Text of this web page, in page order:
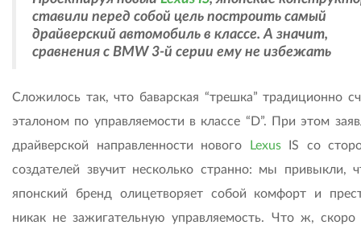
ставили перед собой цель построить самый
драйверский автомобиль в классе. А значит,
сравнения с BMW 3-й серии ему не избежать
Сложилось так, что баварская “трешка” традиционно
эталоном по управляемости в классе “D”. При этом
драйверской направленности нового LexusIS со
создателей звучит несколько странно: мы привыкли,
японский бренд олицетворяет собой комфорт и
никак не зажигательную управляемость. Что ж,